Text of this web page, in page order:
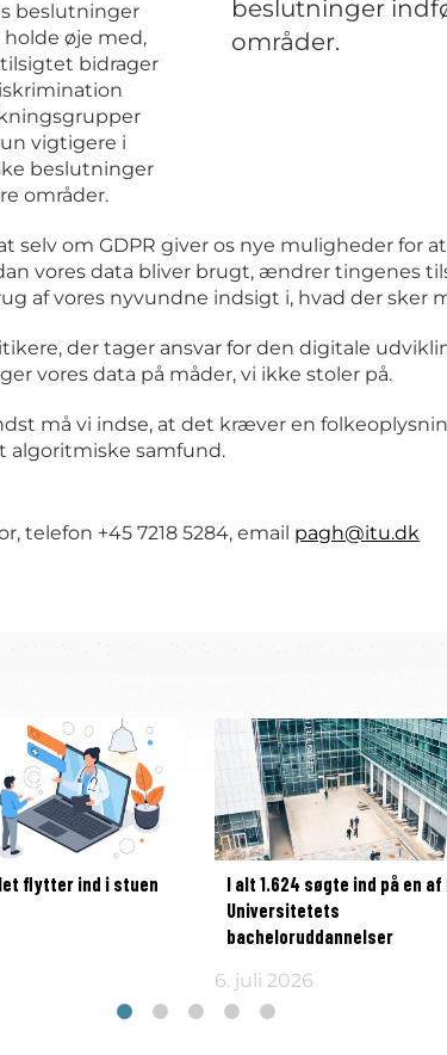
beslutninger
områder.
beslutninger
holde øje med,
bidrager
vigtigere i
beslutninger
områder.
selv om GDPR giver os nye muligheder for
vores data bliver brugt, ændrer tingenes
af vores nyvundne indsigt i, hvad der sker
der tager ansvar for den digitale
vores data på måder, vi ikke stoler på.
må vi indse, at det kræver en
algoritmiske samfund.
telefon +45 7218 5284, email pagh@itu.dk
flytter ind i stuen
I alt 1.624 søgte ind på en af
Universitetets
bacheloruddannelser
6. juli 2026